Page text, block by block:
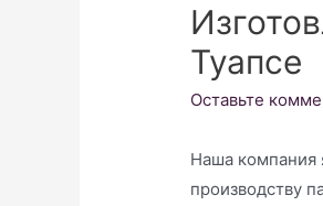
Туапсе
Оставьте
Наша компания
производству